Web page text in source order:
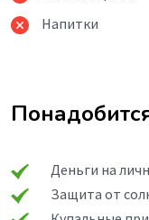
Напитки
Деньги на
Защита от